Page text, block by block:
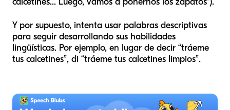
Y por supuesto, intenta usar palabras descriptivas
para seguir desarrollando sus habilidades
lingüísticas. Por ejemplo, en lugar de decir “tráeme
tus calcetines”, di “tráeme tus calcetines limpios”.